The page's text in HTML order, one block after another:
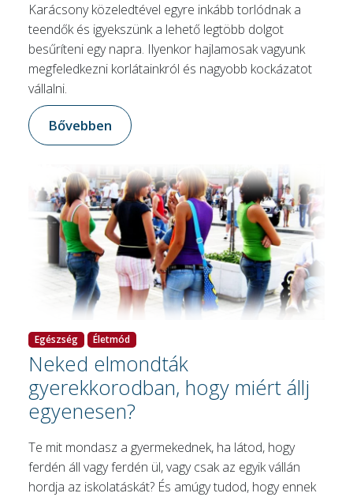
Karácsony közeledtével egyre inkább torlódnak a
teendők és igyekszünk a lehető legtöbb dolgot
besűríteni egy napra. Ilyenkor hajlamosak vagyunk
megfeledkezni korlátainkról és nagyobb kockázatot
vállalni.
Bővebben
Egészség Életmód
Neked elmondták
gyerekkorodban, hogy miért állj
egyenesen?
Te mit mondasz a gyermekednek, ha látod, hogy
ferdén áll vagy ferdén ül, vagy csak az egyik vállán
hordja az iskolatáskát? És amúgy tudod, hogy ennek